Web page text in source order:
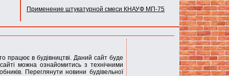
Применение штукатурной смеси КНАУФ МП-75
працює в будівництві. Даний сайт буде
можна ознайомитись з технічними
Переглянути новини будівельної